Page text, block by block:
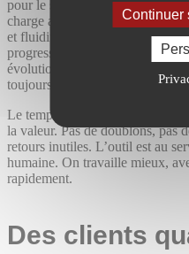
Continuer
pour le suivi client… Ces
charge administrative,
et fluidifient toutes les étapes
progressive de l’intelligence
évolution chez Raison Home,
toujours plus de temps et
Le temps passé à concevoir est
la valeur. Pas de doublons, pas
retours inutiles. L’outil est au
humaine. On travaille mieux,
rapidement.
Des clients